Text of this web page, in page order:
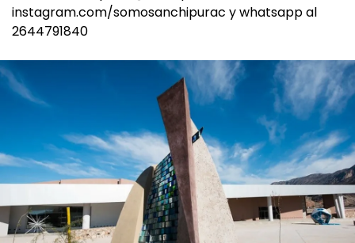
instagram.com/somosanchipurac y whatsapp al
2644791840